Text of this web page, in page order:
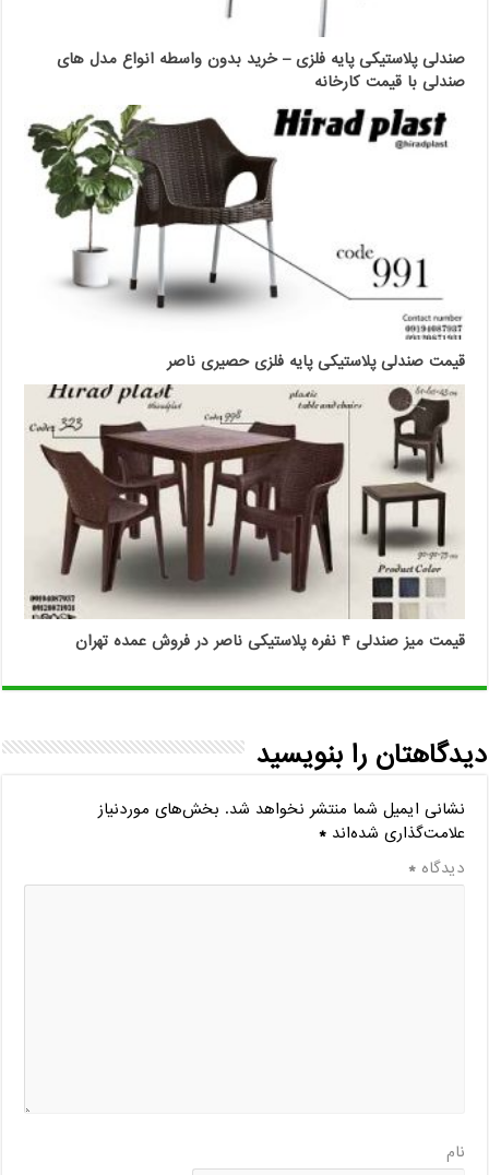
صندلی پلاستیکی پایه فلزی – خرید بدون واسطه انواع مدل های
صندلی با قیمت کارخانه
قیمت صندلی پلاستیکی پایه فلزی حصیری ناصر
قیمت میز صندلی ۴ نفره پلاستیکی ناصر در فروش عمده تهران
دیدگاهتان را بنویسید
نشانی ایمیل شما منتشر نخواهد شد. بخش‌های موردنیاز
علامت‌گذاری شده‌اند*
دیدگاه*
نام